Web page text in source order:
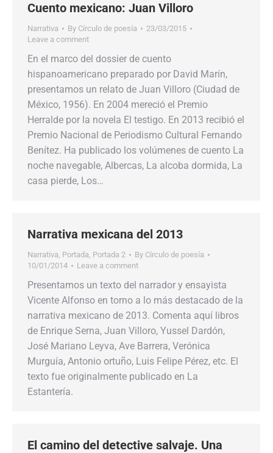
Cuento mexicano: Juan Villoro
Narrativa By Círculo de poesía
23/03/2015
Leave a comment
En el marco del dossier de cuento
hispanoamericano preparado por David Marín,
presentamos un relato de Juan Villoro (Ciudad de
México, 1956). En 2004 mereció el Premio
Herralde por la novela El testigo. En 2013 recibió el
Premio Nacional de Periodismo Cultural Fernando
Benítez. Ha publicado los volúmenes de cuento La
noche navegable, Albercas, La alcoba dormida, La
casa pierde, Los…
Narrativa mexicana del 2013
Narrativa, Portada, Portada 2 By Círculo de poesía
10/01/2014
Leave a comment
Presentamos un texto del narrador y ensayista
Vicente Alfonso en torno a lo más destacado de la
narrativa mexicano de 2013. Comenta aquí libros
de Enrique Serna, Juan Villoro, Yussel Dardón,
José Mariano Leyva, Ave Barrera, Verónica
Murguía, Antonio ortuño, Luis Felipe Pérez, etc. El
texto fue originalmente publicado en La
Estantería.
El camino del detective salvaje. Una